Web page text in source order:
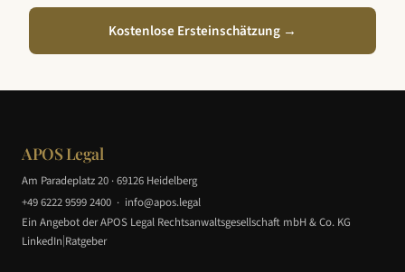
Kostenlose Ersteinschätzung →
APOS Legal
Am Paradeplatz 20 · 69126 Heidelberg
+49 6222 9599 2400 · info@apos.legal
Ein Angebot der APOS Legal Rechtsanwaltsgesellschaft mbH & Co. KG
LinkedIn|Ratgeber